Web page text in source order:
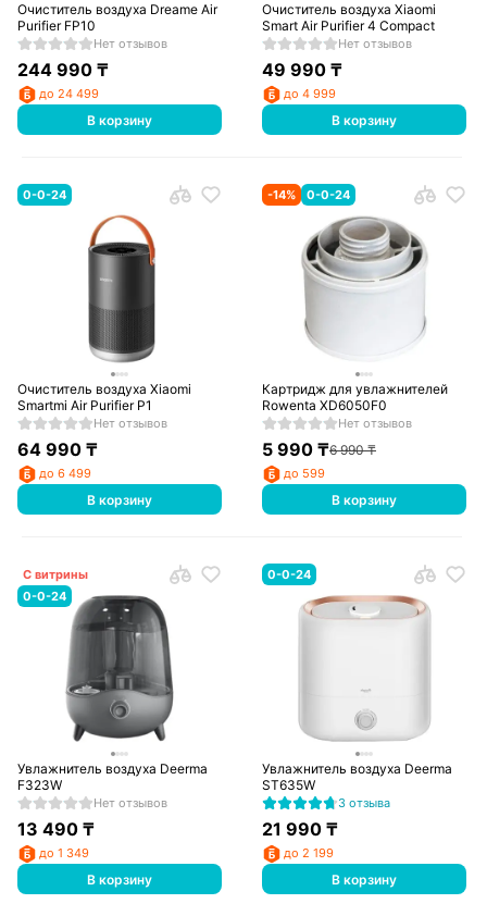
Очиститель воздуха Dreame Air
Purifier FP10
Нет отзывов
244 990₸
до 24 499
В корзину
Очиститель воздуха Xiaomi
Smart Air Purifier 4 Compact
Нет отзывов
49 990 ₸
до 4 999
В корзину
0-0-24
Очиститель воздуха Xiaomi
Smartmi Air Purifier P1
Нет отзывов
64 990₸
до 6 499
В корзину
-14% 0-0-24
Картридж для увлажнителей
Rowenta XD6050F0
Нет отзывов
5 990 ₸6 990₸
до 599
В корзину
С витрины
0-0-24
Увлажнитель воздуха Deerma
F323W
Нет отзывов
13 490₸
до 1 349
В корзину
0-0-24
Увлажнитель воздуха Deerma
ST635W
3 отзыва
21 990 ₸
до 2 199
В корзину